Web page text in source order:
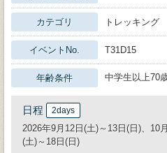
カテゴリ トレッキング
イベントNo. T31D15
年齢条件 中学生以上70
日程 2days
2026年9月12日(土)～13日(日)、10
(土)～18日(日)